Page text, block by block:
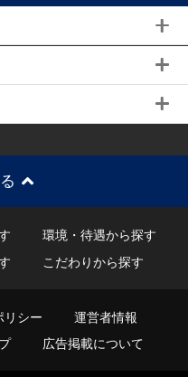
環境・待遇から探す
こだわりから探す
リシー
運営者情報
広告掲載について